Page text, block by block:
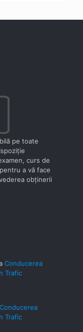
pe toate
curs de
a vă face
obţinerii
Conducerea
Trafic
Conducerea
Trafic